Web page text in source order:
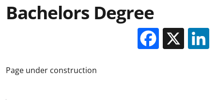
Bachelors Degree
X
Page under construction